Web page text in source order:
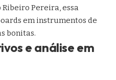
Pereira, essa
em instrumentos de
bonitas.
e análise em